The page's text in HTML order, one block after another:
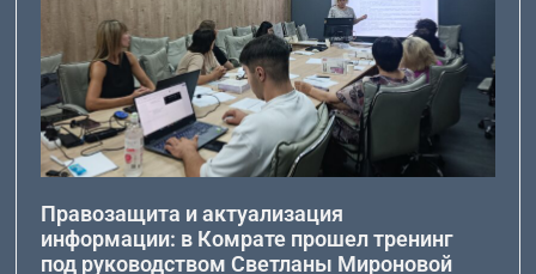
Правозащита и актуализация
информации: в Комрате прошел тренинг
под руководством Светланы Мироновой